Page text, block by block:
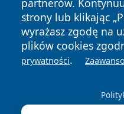
partnerów.
strony lub klikając
wyrażasz zgodę na
plików cookies
prywatności.
Copyright © 2026
zastrzeżone.